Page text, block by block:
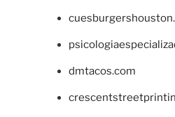
dmtacos.com